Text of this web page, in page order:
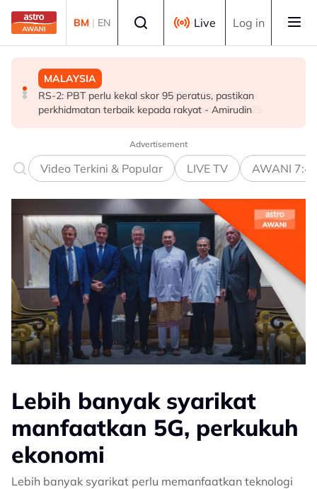
Skip to main content
BM | EN Live Log in
MALAYSIA
91.7 peratus pekerja tetap GLIC, GLC terima gaji
sekurang-kurangnya RM3,100 setakat akhir 2025
MALAYSIA
RS-2: PBT perlu kekal skor 95 peratus, pastikan
perkhidmatan terbaik kepada rakyat - Amirudin
MALAYSIA
Renjatan elektrik: Jenazah tiga anggota polis
diterbangkan pulang ke kampung halaman
Advertisement
Video Terkini & Popular LIVE TV AWANI
Lebih banyak syarikat
manfaatkan 5G, perkukuh
ekonomi
Lebih banyak syarikat perlu memanfaatkan teknologi